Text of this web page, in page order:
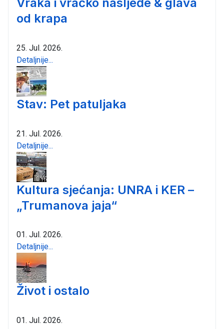
od krapa
25. Jul. 2026.
Detaljnije...
Stav: Pet patuljaka
21. Jul. 2026.
Detaljnije...
Kultura sjećanja: UNRA i KER –
„Trumanova jaja“
01. Jul. 2026.
Detaljnije...
Život i ostalo
01. Jul. 2026.